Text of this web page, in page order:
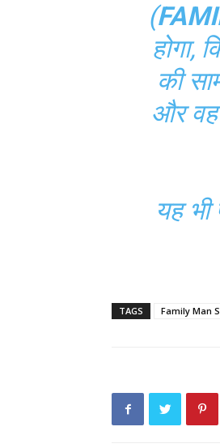
(
की
और वह
यह भी
TAGS Family Man